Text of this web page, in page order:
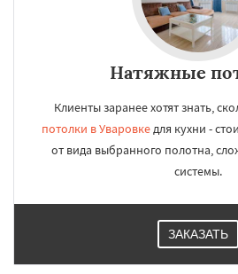
Натяжные
Клиенты заранее хотят знать,
потолки в Уваровкедля кухни -
от вида выбранного полотна,
системы.
ЗАКАЗАТЬ